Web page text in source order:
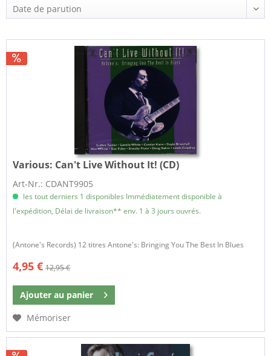
Various: Can't Live Without It! (CD)
Art-Nr.: CDANT9905
les tout derniers 1 disponibles Immédiatement disponible à
l'expédition, Délai de livraison** env. 1 à 3 jours ouvrés.
(Antone's Records) 12 titres Antone's: Bringing You The Best In Blues
4,95 € 12,95 €
Ajouter au panier
Mémoriser